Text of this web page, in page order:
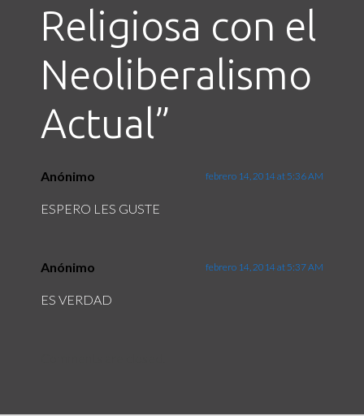
Religiosa con el
Neoliberalismo
Actual”
Anónimo febrero 14, 2014 at 5:36 AM
ESPERO LES GUSTE
Anónimo febrero 14, 2014 at 5:37 AM
ES VERDAD